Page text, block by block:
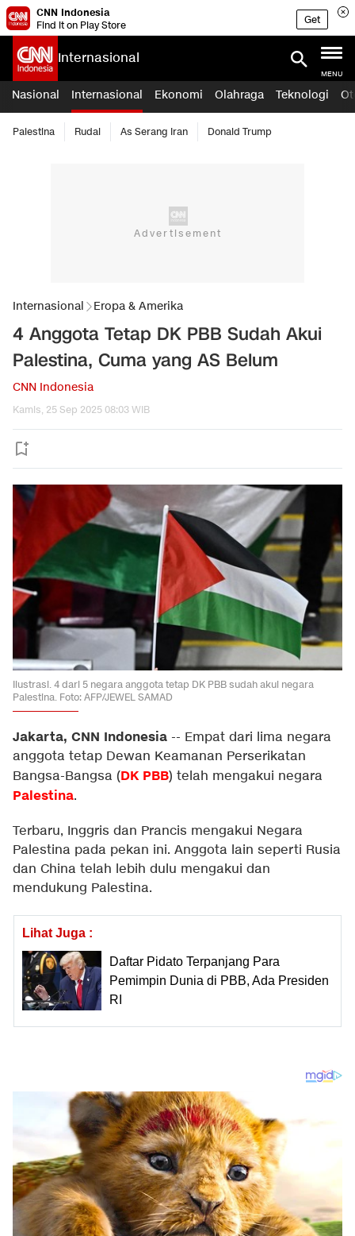
CNN Indonesia
Find it on Play Store
Get
Internasional
MENU
Nasional Internasional Ekonomi Olahraga Teknologi
Palestina Rudal As Serang Iran Donald Trump
Internasional Eropa & Amerika
4 Anggota Tetap DK PBB Sudah Akui
Palestina, Cuma yang AS Belum
CNN Indonesia
Kamis, 25 Sep 2025 08:03 WIB
Ilustrasi. 4 dari 5 negara anggota tetap DK PBB sudah akui negara
Palestina. Foto: AFP/JEWEL SAMAD
Jakarta, CNN Indonesia -- Empat dari lima negara
anggota tetap Dewan Keamanan Perserikatan
Bangsa-Bangsa (DK PBB) telah mengakui negara
Palestina.
Terbaru, Inggris dan Prancis mengakui Negara
Palestina pada pekan ini. Anggota lain seperti Rusia
dan China telah lebih dulu mengakui dan
mendukung Palestina.
Lihat Juga :
Daftar Pidato Terpanjang Para
Pemimpin Dunia di PBB, Ada Presiden
RI